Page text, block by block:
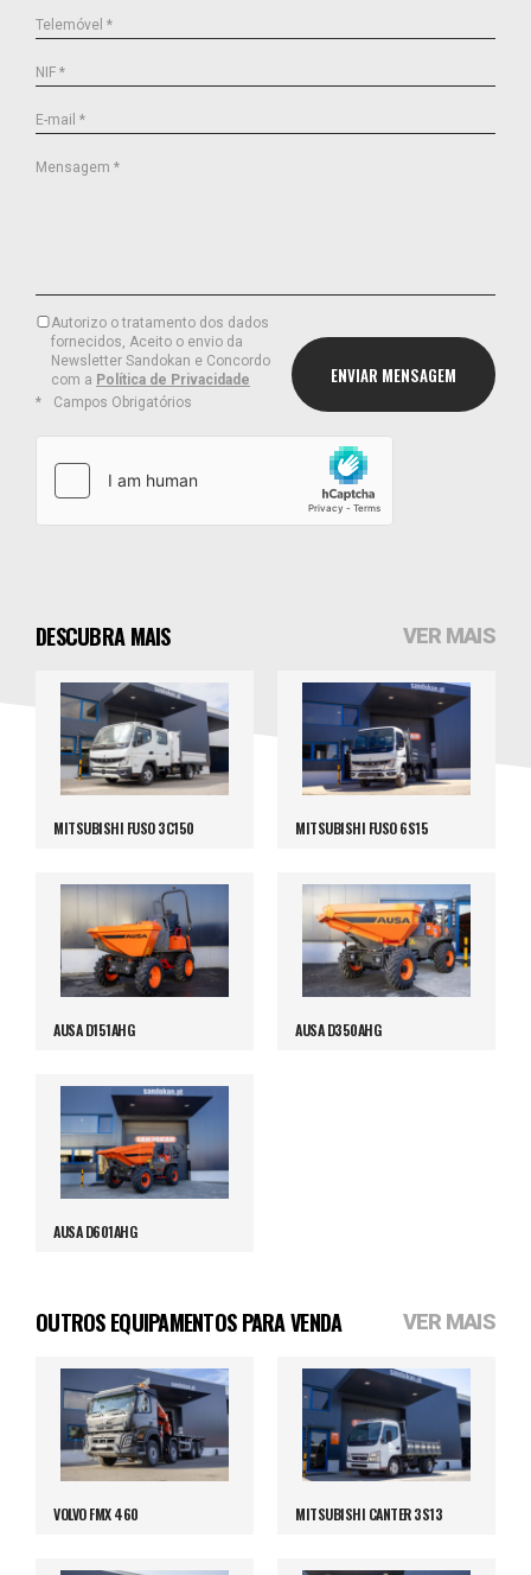
Telemóvel *
NIF *
E-mail *
Mensagem *
Autorizo o tratamento dos dados
fornecidos, Aceito o envio da
Newsletter Sandokan e Concordo
com a Política de Privacidade
Campos Obrigatórios
DESCUBRA MAIS VER MAIS
MITSUBISHI FUSO 3C150 MITSUBISHI FUSO 6S15
AUSA D151AHG AUSA D350AHG
AUSA D601AHG
OUTROS EQUIPAMENTOS PARA VENDA VER MAIS
VOLVO FMX 460 MITSUBISHI CANTER 3S13